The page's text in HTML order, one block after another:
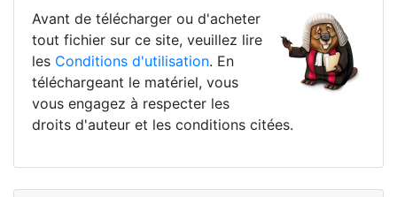
Avant de télécharger ou d'acheter
tout fichier sur ce site, veuillez lire
les Conditions d'utilisation. En
téléchargeant le matériel, vous
vous engagez à respecter les
droits d'auteur et les conditions citées.